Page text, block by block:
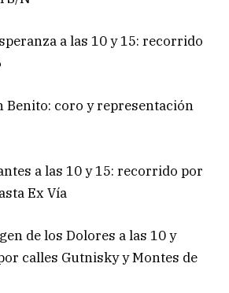
a las 10 y 15: recorrido
Benito: coro y representación
a las 10 y 15: recorrido por
Ex Vía
de los Dolores a las 10 y
calles Gutnisky y Montes de